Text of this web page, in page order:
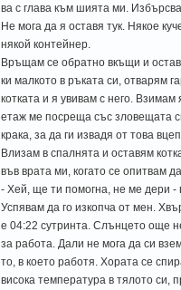
ва с глава към шията ми.
Не мога да я оставя тук. Някое
някой контейнер.
Връщам се обратно вкъщи и
ки малкото в ръката си, отварям
котката и я увивам с него.
етаж ме посреща със зловещата
крака, за да ги извадя от това
Влизам в спалнята и оставям
във врата ми, когато се опитвам
- Хей, ще ти помогна, не ме дери
Успявам да го изкопча от мен.
е 04:22 сутринта. Слънцето още
за работа. Дали не мога да си
то, в което работя. Хората се
висока температура в тялото си,